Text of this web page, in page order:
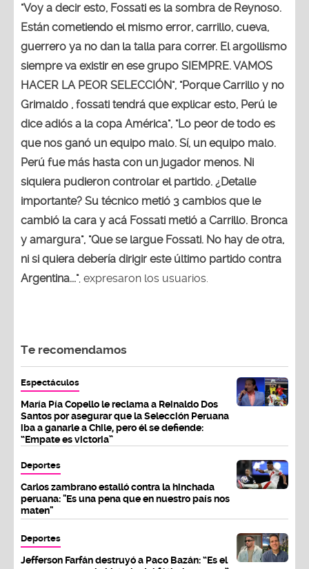
"Voy a decir esto, Fossati es la sombra de Reynoso.
Están cometiendo el mismo error, carrillo, cueva,
guerrero ya no dan la talla para correr. El argollismo
siempre va existir en ese grupo SIEMPRE. VAMOS
HACER LA PEOR SELECCIÓN", "Porque Carrillo y no
Grimaldo , fossati tendrá que explicar esto, Perú le
dice adiós a la copa América", "Lo peor de todo es
que nos ganó un equipo malo. Sí, un equipo malo.
Perú fue más hasta con un jugador menos. Ni
siquiera pudieron controlar el partido. ¿Detalle
importante? Su técnico metió 3 cambios que le
cambió la cara y acá Fossati metió a Carrillo. Bronca
y amargura", "Que se largue Fossati. No hay de otra,
ni si quiera debería dirigir este último partido contra
Argentina...", expresaron los usuarios.
Te recomendamos
Espectáculos
María Pía Copello le reclama a Reinaldo Dos
Santos por asegurar que la Selección Peruana
iba a ganarle a Chile, pero él se defiende:
“Empate es victoria”
Deportes
Carlos zambrano estalló contra la hinchada
peruana: "Es una pena que en nuestro país nos
maten"
Deportes
Jefferson Farfán destruyó a Paco Bazán: “Es el